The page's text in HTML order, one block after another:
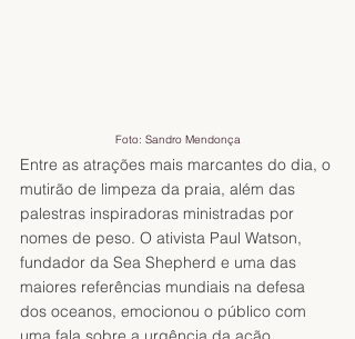
Foto: Sandro Mendonça
Entre as atrações mais marcantes do dia, o
mutirão de limpeza da praia, além das
palestras inspiradoras ministradas por
nomes de peso. O ativista Paul Watson,
fundador da Sea Shepherd e uma das
maiores referências mundiais na defesa
dos oceanos, emocionou o público com